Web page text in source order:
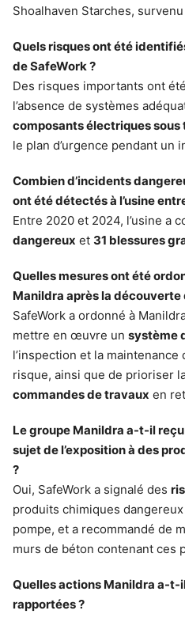
Shoalhaven Starches,
Quels risques ont été
de SafeWork ?
Des risques importants ont
l’absence de systèmes
composants électriques sous
le plan d’urgence pendant un
Combien d’incidents
ont été détectés à l’usine
Entre 2020 et 2024, l’usine a
dangereux et 31 blessures
Quelles mesures ont été
Manildra après la découverte
SafeWork a ordonné à
mettre en œuvre un système
l’inspection et la
risque, ainsi que de prioriser
commandes de travaux en
Le groupe Manildra a-t-il
sujet de l’exposition à des
?
Oui, SafeWork a signalé des
produits chimiques dangereux
pompe, et a recommandé de
murs de béton contenant ces
Quelles actions Manildra a-t-
rapportées ?